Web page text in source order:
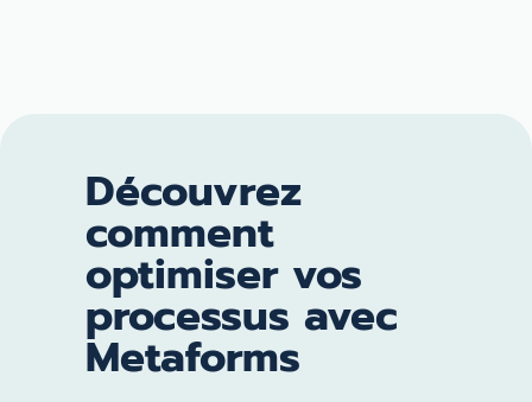
Découvrez
comment
optimiser vos
processus avec
Metaforms